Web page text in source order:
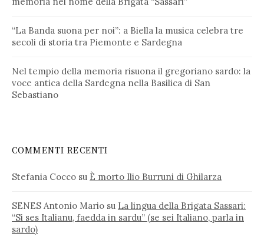
“La Banda suona per noi”: a Biella la musica celebra tre
secoli di storia tra Piemonte e Sardegna
Nel tempio della memoria risuona il gregoriano sardo: la
voce antica della Sardegna nella Basilica di San
Sebastiano
COMMENTI RECENTI
Stefania Cocco su È morto Ilio Burruni di Ghilarza
SENES Antonio Mario su La lingua della Brigata Sassari:
“Si ses Italianu, faedda in sardu” (se sei Italiano, parla in
sardo)